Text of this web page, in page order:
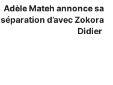
Adèle Mateh annonce sa
séparation d’avec Zokora
Didier